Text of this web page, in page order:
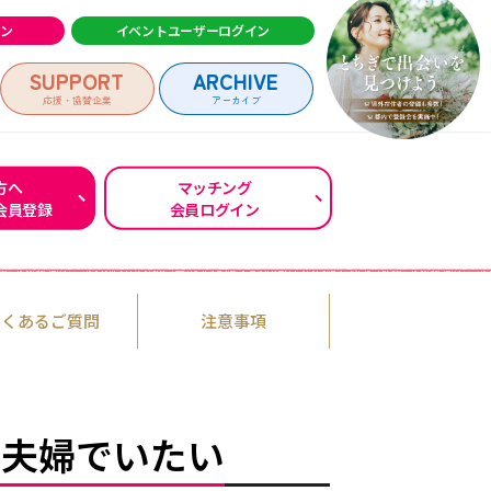
イベントユーザーログイン
SUPPORT
応援・協賛企業
ARCHIVE
アーカイブ
イン
へ
員登録
マッチング
会員ログイン
あるご質問 注意事項
婦でいたい